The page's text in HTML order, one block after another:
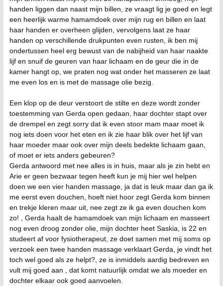
handen liggen dan naast mijn billen, ze vraagt lig je goed en legt
een heerlijk warme hamamdoek over mijn rug en billen en laat
haar handen er overheen glijden, vervolgens laat ze haar
handen op verschillende drukpunten even rusten, ik ben mij
ondertussen heel erg bewust van de nabijheid van haar naakte
lijf en snuif de geuren van haar lichaam en de geur die in de
kamer hangt op, we praten nog wat onder het masseren ze laat
me even los en is met de massage olie bezig.
Een klop op de deur verstoort de stilte en deze wordt zonder
toestemming van Gerda open gedaan, haar dochter stapt over
de drempel en zegt sorry dat ik even stoor mam maar moet ik
nog iets doen voor het eten en ik zie haar blik over het lijf van
haar moeder maar ook over mijn deels bedekte lichaam gaan,
of moet er iets anders gebeuren?
Gerda antwoord met nee alles is in huis, maar als je zin hebt en
Arie er geen bezwaar tegen heeft kun je mij hier wel helpen
doen we een vier handen massage, ja dat is leuk maar dan ga ik
me eerst even douchen, hoeft niet hoor zegt Gerda kom binnen
en trekje kleren maar uit, nee zegt ze ik ga even douchen kom
zo! , Gerda haalt de hamamdoek van mijn lichaam en masseert
nog even droog zonder olie, mijn dochter heet Saskia, is 22 en
studeert af voor fysiotherapeut, ze doet samen met mij soms op
verzoek een twee handen massage verklaart Gerda, je vindt het
toch wel goed als ze helpt?, ze is inmiddels aardig bedreven en
vult mij goed aan , dat komt natuurlijk omdat we als moeder en
dochter elkaar ook goed aanvoelen.